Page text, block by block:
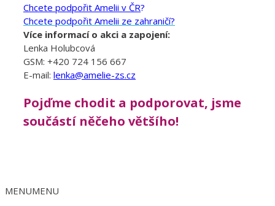
Chcete podpořit Amelii v ČR?
Chcete podpořit Amelii ze zahraničí?
Více informací o akci a zapojení:
Lenka Holubcová
GSM: +420 724 156 667
E-mail: lenka@amelie-zs.cz
Pojďme chodit a podporovat, jsme
součástí něčeho většího!
MENUMENU